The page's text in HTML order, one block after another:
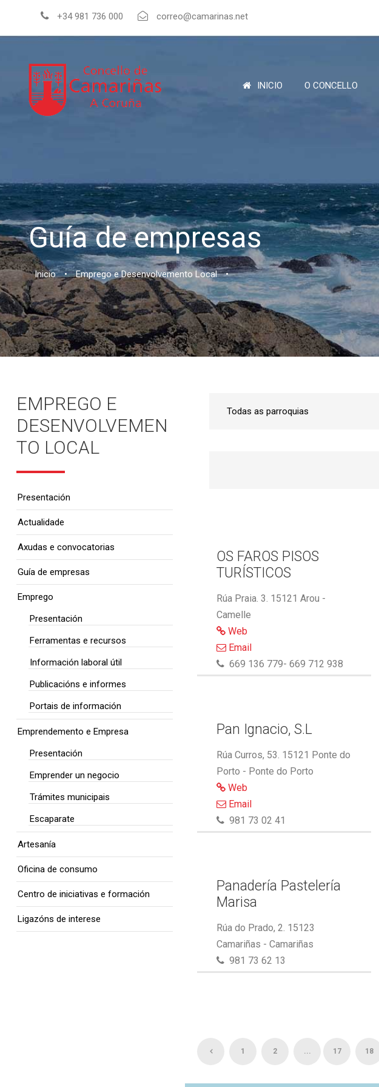
+34 981 736 000 correo@camarinas.net
INICIO O CONCELLO
Guía de empresas
Inicio • Emprego e Desenvolvemento Local •
OS FAROS PISOS
TURÍSTICOS
Rúa Praia. 3. 15121 Arou -
Camelle
Web
Email
669 136 779- 669 712 938
Pan Ignacio, S.L
Rúa Curros, 53. 15121 Ponte do
Porto - Ponte do Porto
Web
Email
981 73 02 41
Panadería Pastelería
Marisa
Rúa do Prado, 2. 15123
Camariñas - Camariñas
981 73 62 13
1 2 ... 17 18
EMPREGO E
DESENVOLVEMEN
TO LOCAL
Presentación
Actualidade
Axudas e convocatorias
Guía de empresas
Emprego
Presentación
Ferramentas e recursos
Información laboral útil
Publicacións e informes
Portais de información
Emprendemento e Empresa
Presentación
Emprender un negocio
Trámites municipais
Escaparate
Artesanía
Oficina de consumo
Centro de iniciativas e formación
Ligazóns de interese